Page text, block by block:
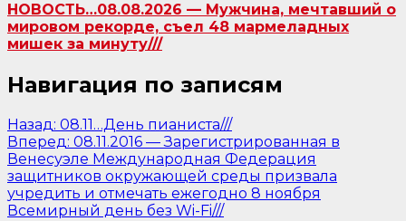
НОВОСТЬ…08.08.2026 — Мужчина, мечтавший о
мировом рекорде, съел 48 мармеладных
мишек за минуту///
Навигация по записям
Назад: 08.11…День пианиста///
Вперед: 08.11.2016 — Зарегистрированная в
Венесуэле Международная Федерация
защитников окружающей среды призвала
учредить и отмечать ежегодно 8 ноября
Всемирный день без Wi-Fi///